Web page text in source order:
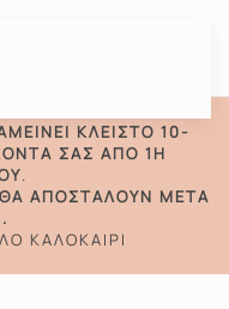
ΚΛΕΙΣΤΌ 10-
ΣΑΣ ΑΠΌ 1Η
.
ΘΑ ΑΠΟΣΤΑΛΟΎΝ ΜΕΤΆ
ΚΑΛΟΚΑΊΡΙ